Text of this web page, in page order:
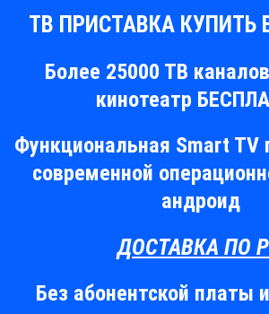
ТВ ПРИСТАВКА КУПИТЬ
Более 25000 ТВ
кинотеатр
Функциональная Smart TV
современной
андроид
ДОСТАВКА ПО
Без абонентской платы